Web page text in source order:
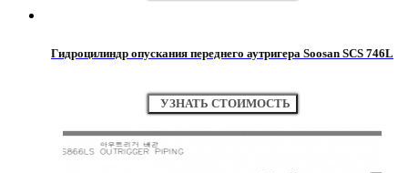
Гидроцилиндр опускания переднего аутригера Soosan SCS 746L
УЗНАТЬ СТОИМОСТЬ